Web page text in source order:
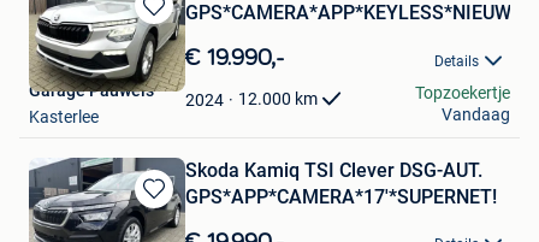
Bewaren
in
Mijn
Favorieten
€ 19.990,- Details
2024 12.000 km
Garage Pauwels
Kasterlee
Topzoekertje
Vandaag
Bewaren
in
Skoda Kamiq TSI Clever DSG-AUT.
GPS*APP*CAMERA*17'*SUPERNET!